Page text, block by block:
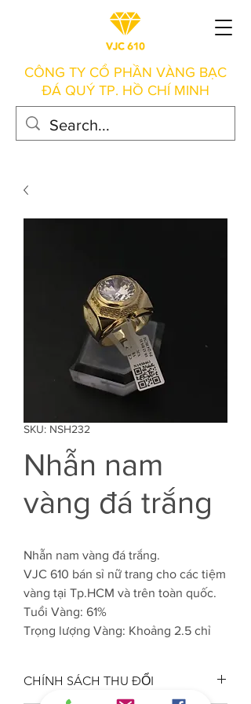
CÔNG TY CỔ PHẦN VÀNG BẠC
ĐÁ QUÝ TP. HỒ CHÍ MINH
SKU: NSH232
Nhẫn nam
vàng đá trắng
Nhẫn nam vàng đá trắng.
VJC 610 bán sỉ nữ trang cho các tiệm
vàng tại Tp.HCM và trên toàn quốc.
Tuổi Vàng: 61%
Trọng lượng Vàng: Khoảng 2.5 chỉ
CHÍNH SÁCH THU ĐỔI